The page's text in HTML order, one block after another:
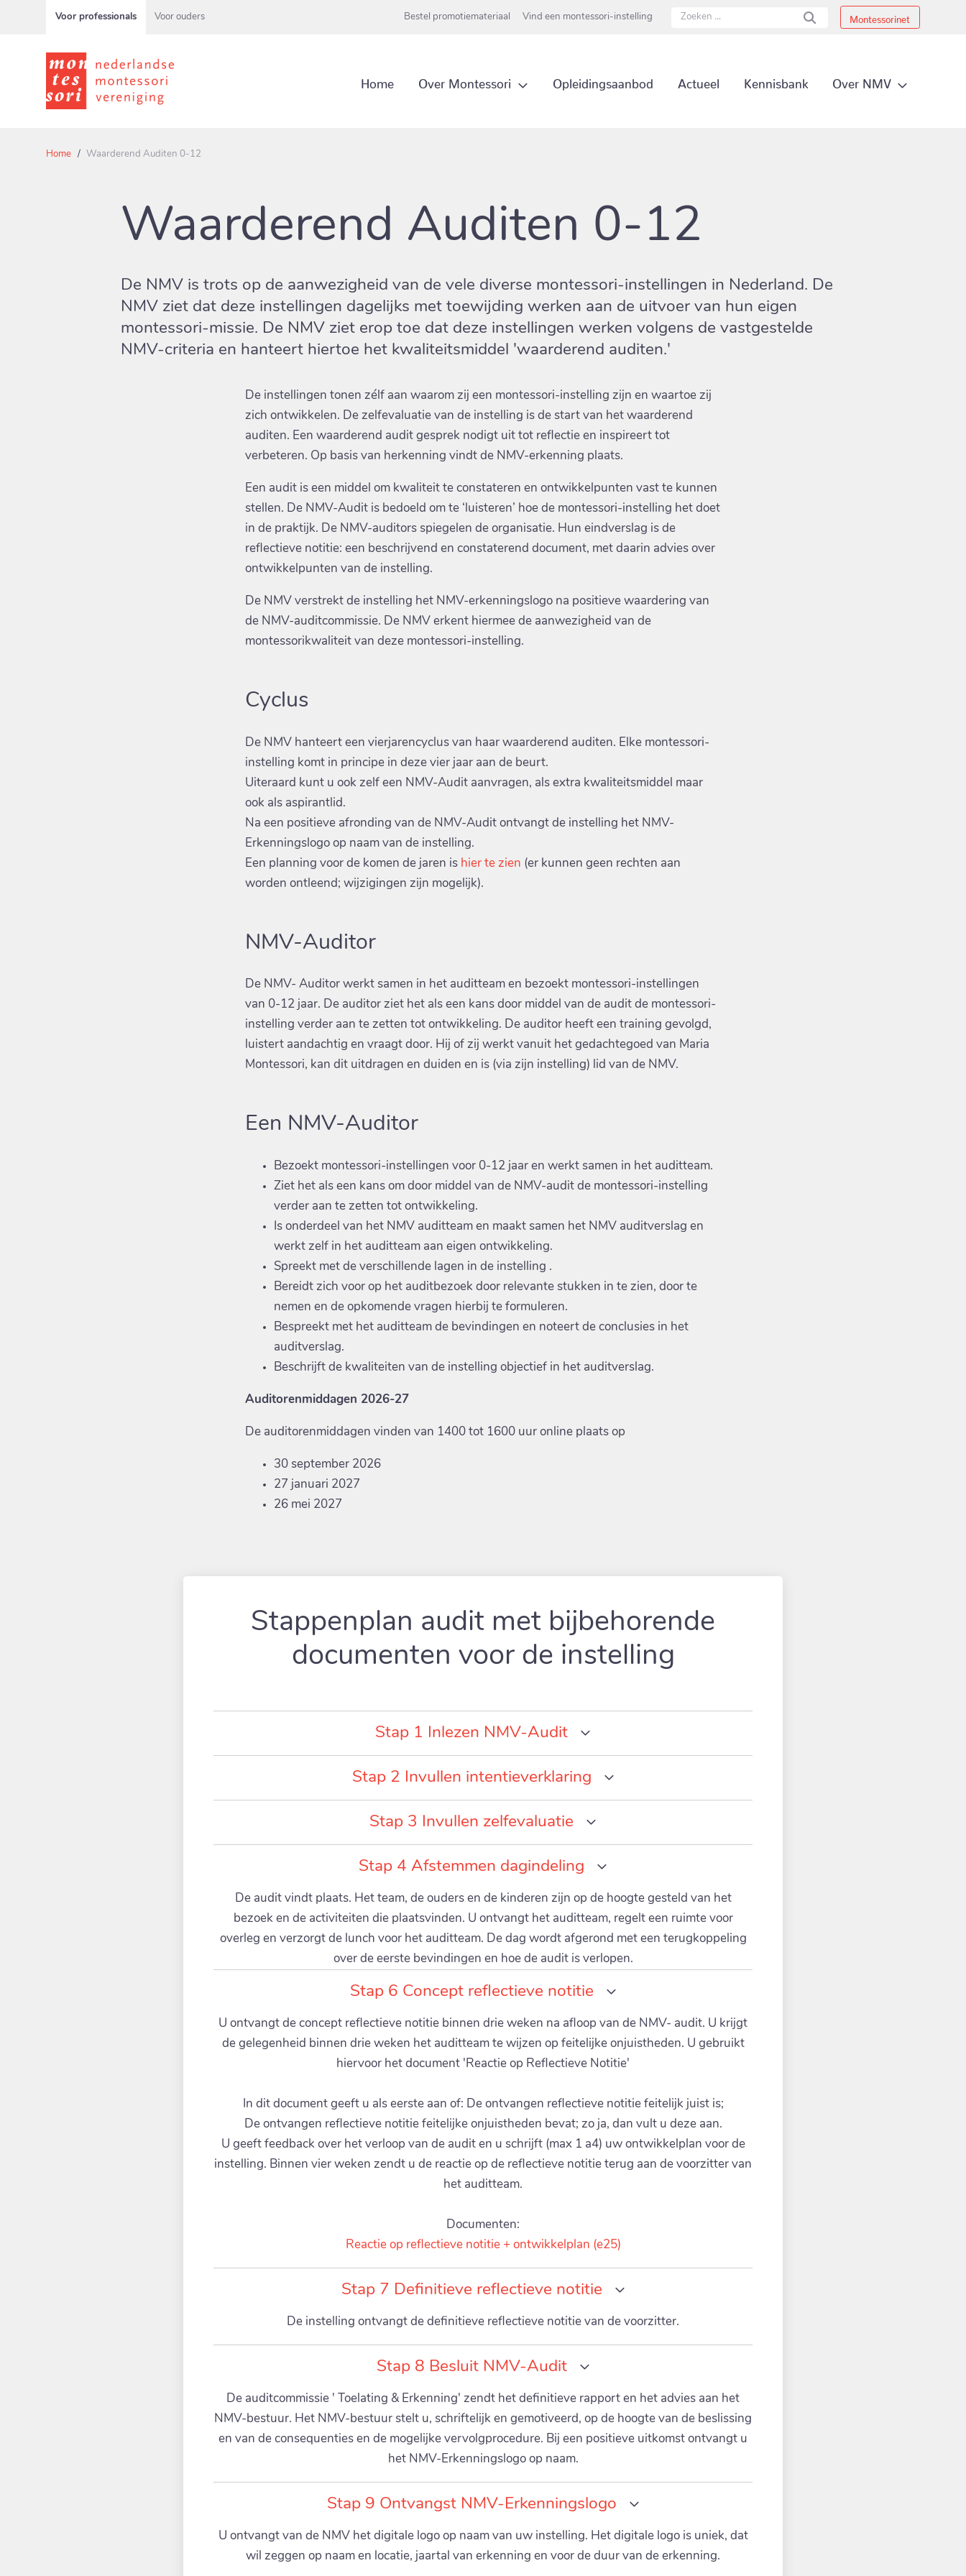
Home Waarderend Auditen 0-12
Waarderend Auditen 0-12
De NMV is trots op de aanwezigheid van de vele diverse montessori-instellingen in Nederland. De
NMV ziet dat deze instellingen dagelijks met toewijding werken aan de uitvoer van hun eigen
montessori-missie. De NMV ziet erop toe dat deze instellingen werken volgens de vastgestelde
NMV-criteria en hanteert hiertoe het kwaliteitsmiddel 'waarderend auditen.'
De instellingen tonen zélf aan waarom zij een montessori-instelling zijn en waartoe zij
zich ontwikkelen. De zelfevaluatie van de instelling is de start van het waarderend
auditen. Een waarderend audit gesprek nodigt uit tot reflectie en inspireert tot
verbeteren. Op basis van herkenning vindt de NMV-erkenning plaats.
Een audit is een middel om kwaliteit te constateren en ontwikkelpunten vast te kunnen
stellen. De NMV-Audit is bedoeld om te ‘luisteren’ hoe de montessori-instelling het doet
in de praktijk. De NMV-auditors spiegelen de organisatie. Hun eindverslag is de
reflectieve notitie: een beschrijvend en constaterend document, met daarin advies over
ontwikkelpunten van de instelling.
De NMV verstrekt de instelling het NMV-erkenningslogo na positieve waardering van
de NMV-auditcommissie. De NMV erkent hiermee de aanwezigheid van de
montessorikwaliteit van deze montessori-instelling.
Cyclus
De NMV hanteert een vierjarencyclus van haar waarderend auditen. Elke montessori-
instelling komt in principe in deze vier jaar aan de beurt.
Uiteraard kunt u ook zelf een NMV-Audit aanvragen, als extra kwaliteitsmiddel maar
ook als aspirantlid.
Na een positieve afronding van de NMV-Audit ontvangt de instelling het NMV-
Erkenningslogo op naam van de instelling.
Een planning voor de komen de jaren is hier te zien (er kunnen geen rechten aan
worden ontleend; wijzigingen zijn mogelijk).
NMV-Auditor
De NMV- Auditor werkt samen in het auditteam en bezoekt montessori-instellingen
van 0-12 jaar. De auditor ziet het als een kans door middel van de audit de montessori-
instelling verder aan te zetten tot ontwikkeling. De auditor heeft een training gevolgd,
luistert aandachtig en vraagt door. Hij of zij werkt vanuit het gedachtegoed van Maria
Montessori, kan dit uitdragen en duiden en is (via zijn instelling) lid van de NMV.
Een NMV-Auditor
Bezoekt montessori-instellingen voor 0-12 jaar en werkt samen in het auditteam.
Ziet het als een kans om door middel van de NMV-audit de montessori-instelling
verder aan te zetten tot ontwikkeling.
Is onderdeel van het NMV auditteam en maakt samen het NMV auditverslag en
werkt zelf in het auditteam aan eigen ontwikkeling.
Spreekt met de verschillende lagen in de instelling .
Bereidt zich voor op het auditbezoek door relevante stukken in te zien, door te
nemen en de opkomende vragen hierbij te formuleren.
Bespreekt met het auditteam de bevindingen en noteert de conclusies in het
auditverslag.
Beschrijft de kwaliteiten van de instelling objectief in het auditverslag.
Auditorenmiddagen 2026-27
De auditorenmiddagen vinden van 1400 tot 1600 uur online plaats op
30 september 2026
27 januari 2027
26 mei 2027
Stappenplan audit met bijbehorende
documenten voor de instelling
Stap 1 Inlezen NMV-Audit
Stap 2 Invullen intentieverklaring
Stap 3 Invullen zelfevaluatie
Stap 4 Afstemmen dagindeling
De audit vindt plaats. Het team, de ouders en de kinderen zijn op de hoogte gesteld van het
bezoek en de activiteiten die plaatsvinden. U ontvangt het auditteam, regelt een ruimte voor
overleg en verzorgt de lunch voor het auditteam. De dag wordt afgerond met een terugkoppeling
over de eerste bevindingen en hoe de audit is verlopen.
Stap 6 Concept reflectieve notitie
U ontvangt de concept reflectieve notitie binnen drie weken na afloop van de NMV- audit. U krijgt
de gelegenheid binnen drie weken het auditteam te wijzen op feitelijke onjuistheden. U gebruikt
hiervoor het document 'Reactie op Reflectieve Notitie'
In dit document geeft u als eerste aan of: De ontvangen reflectieve notitie feitelijk juist is;
De ontvangen reflectieve notitie feitelijke onjuistheden bevat; zo ja, dan vult u deze aan.
U geeft feedback over het verloop van de audit en u schrijft (max 1 a4) uw ontwikkelplan voor de
instelling. Binnen vier weken zendt u de reactie op de reflectieve notitie terug aan de voorzitter van
het auditteam.
Documenten:
Reactie op reflectieve notitie + ontwikkelplan (e25)
Stap 7 Definitieve reflectieve notitie
De instelling ontvangt de definitieve reflectieve notitie van de voorzitter.
Stap 8 Besluit NMV-Audit
De auditcommissie ' Toelating & Erkenning' zendt het definitieve rapport en het advies aan het
NMV-bestuur. Het NMV-bestuur stelt u, schriftelijk en gemotiveerd, op de hoogte van de beslissing
en van de consequenties en de mogelijke vervolgprocedure. Bij een positieve uitkomst ontvangt u
het NMV-Erkenningslogo op naam.
Stap 9 Ontvangst NMV-Erkenningslogo
U ontvangt van de NMV het digitale logo op naam van uw instelling. Het digitale logo is uniek, dat
wil zeggen op naam en locatie, jaartal van erkenning en voor de duur van de erkenning.
Voor professionals Voor ouders Bestel promotiemateriaal Vind een montessori-instelling Montessorinet
Home Over Montessori Opleidingsaanbod Actueel Kennisbank Over NMV